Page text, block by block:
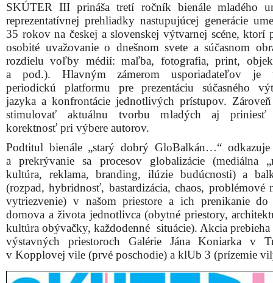
SKÚTER III prináša tretí ročník bienále mladého
reprezentatívnej prehliadky nastupujúcej generácie
35 rokov na českej a slovenskej výtvarnej scéne, ktorí
osobité uvažovanie o dnešnom svete a súčasnom
rozdielu voľby médií: maľba, fotografia, print,
a pod.). Hlavným zámerom usporiadateľov je
periodickú platformu pre prezentáciu súčasného
jazyka a konfrontácie jednotlivých prístupov. Zároveň
stimulovať aktuálnu tvorbu mladých aj priniesť
korektnosť pri výbere autorov.
Podtitul bienále „starý dobrý GloBalkán…“ odkazuje
a prekrývanie sa procesov globalizácie (mediálna
kultúra, reklama, branding, ilúzie budúcnosti) a
(rozpad, hybridnosť, bastardizácia, chaos, problémové
vytriezvenie) v našom priestore a ich prenikanie
domova a života jednotlivca (obytné priestory,
kultúra obývačky, každodenné situácie). Akcia
výstavných priestoroch Galérie Jána Koniarka v
v Kopplovej vile (prvé poschodie) a klUb 3 (prízemie